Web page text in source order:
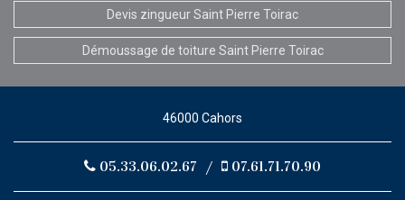
Devis zingueur Saint Pierre Toirac
Démoussage de toiture Saint Pierre Toirac
46000 Cahors
05.33.06.02.67 / 07.61.71.70.90